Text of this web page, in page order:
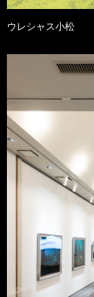
ウレシャス小松